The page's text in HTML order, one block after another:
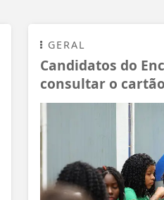
GERAL
Candidatos do
consultar o